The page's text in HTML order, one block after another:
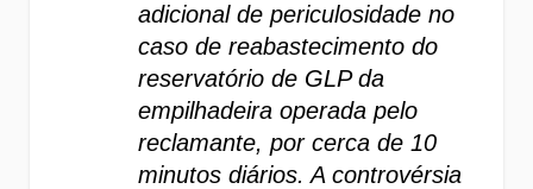
adicional de periculosidade no
caso de reabastecimento do
reservatório de GLP da
empilhadeira operada pelo
reclamante, por cerca de 10
minutos diários. A controvérsia